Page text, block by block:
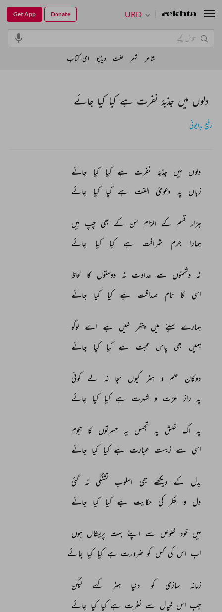
دلوں میں جذبۂ نفرت ہے کیا کیا جائے
رفیع بدایونی
دلوں میں جذبۂ نفرت ہے کیا کیا جائے
زباں
پہ دعویٔ الفت ہے کیا کیا جائے
ہزار قسم کے الزام سن کے بھی چپ ہیں
ہمارا
جرم شرافت ہے کیا کیا جائے
نہ دشمنوں سے عداوت نہ دوستوں کا لحاظ
اسی
کا نام صداقت ہے کیا کیا جائے
ہمارے سینے میں پتھر نہیں ہے اے لوگو
ہمیں
بھی پاس محبت ہے کیا کیا جائے
دوکان علم و ہنر کیوں سجا نہ لے کوئی
یہ راز عزت و شہرت ہے کیا کیا جائے
یہ اک خلش یہ تجسس یہ حسرتوں کا ہجوم
اسی سے زیست عبارت ہے کیا کیا جائے
بدل کے دیکھے بھی اسلوب تشنگی نہ گئی
دل و نظر کی حکایت ہے کیا کیا جائے
میں خود خلوص سے اپنے بہت پریشاں ہوں
اب اس کی کس کو ضرورت ہے کیا کیا جائے
زمانہ سازی کو دنیا ہنر کہے
لیکن
جب اس خیال سے نفرت ہے کیا کیا جائے
URD
Get App Donate
شاعر شعر لغت ویڈیو ای-کتاب